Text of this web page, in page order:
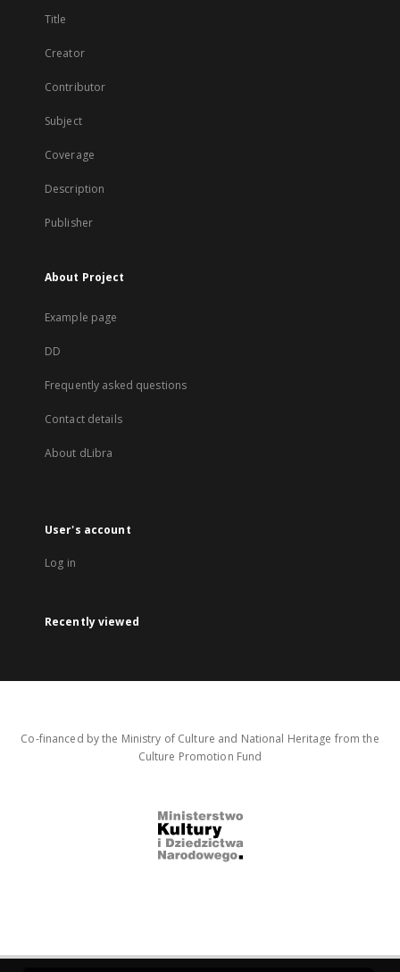
Title
Creator
Contributor
Subject
Coverage
Description
Publisher
About Project
Example page
DD
Frequently asked questions
Contact details
About dLibra
User's account
Log in
Recently viewed
Co-financed by the Ministry of Culture and National Heritage from the
Culture Promotion Fund